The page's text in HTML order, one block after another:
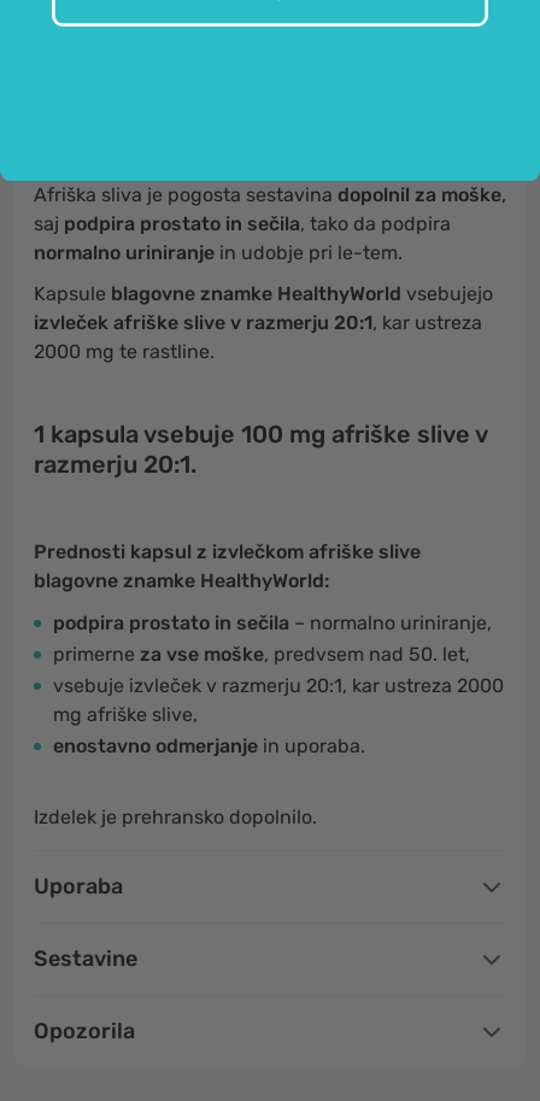
Afriška sliva je pogosta sestavina dopolnil za moške,
saj podpira prostato in sečila, tako da podpira
normalno uriniranje in udobje pri le-tem.
Kapsule blagovne znamke HealthyWorld vsebujejo
izvleček afriške slive v razmerju 20:1, kar ustreza
2000 mg te rastline.
1 kapsula vsebuje 100 mg afriške slive v
razmerju 20:1.
Prednosti kapsul z izvlečkom afriške slive
blagovne znamke HealthyWorld:
podpira prostato in sečila – normalno uriniranje,
primerne za vse moške, predvsem nad 50. let,
vsebuje izvleček v razmerju 20:1, kar ustreza 2000
mg afriške slive,
enostavno odmerjanje in uporaba.
Izdelek je prehransko dopolnilo.
Uporaba
Sestavine
Opozorila